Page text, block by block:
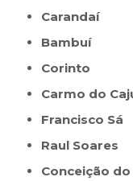
Carandaí
Bambuí
Corinto
Carmo do
Francisco Sá
Raul Soares
Conceição